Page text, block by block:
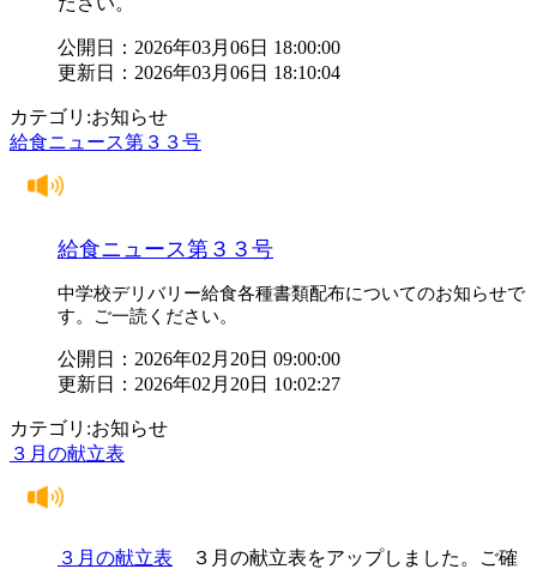
公開日：2026年03月06日 18:00:00
更新日：2026年03月06日 18:10:04
カテゴリ:お知らせ
給食ニュース第３３号
給食ニュース第３３号
中学校デリバリー給食各種書類配布についてのお知らせで
す。ご一読ください。
公開日：2026年02月20日 09:00:00
更新日：2026年02月20日 10:02:27
カテゴリ:お知らせ
３月の献立表
３月の献立表 ３月の献立表をアップしました。ご確